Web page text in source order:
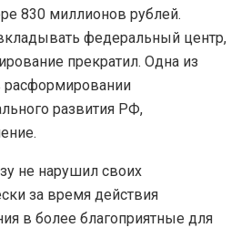
830 миллионов рублей.
федеральный центр,
прекратил. Одна из
расформировании
развития РФ,
не нарушил своих
за время действия
в более благоприятные для